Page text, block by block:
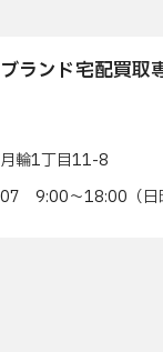
ランド宅配買取
輪1丁目11-8
9:00〜18:00（日